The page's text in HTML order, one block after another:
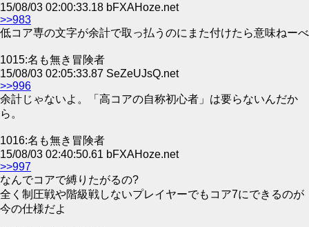
15/08/03 02:00:33.18 bFXAHoze.net
>>983
低コア専の文字が余計で取っ払うのにまた付けたら意味ねーべ
1015:名も無き冒険者
15/08/03 02:05:33.87 SeZeUJsQ.net
>>996
余計じゃないよ。「高コアの自称初心者」は要らないんだか
ら。
1016:名も無き冒険者
15/08/03 02:40:50.61 bFXAHoze.net
>>997
なんでコアで縛りたがるの?
全く制圧戦や階級戦しないプレイヤーでもコア7にできるのが
今の仕様だよ